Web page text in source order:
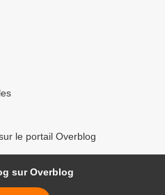
le portail Overblog
sur Overblog